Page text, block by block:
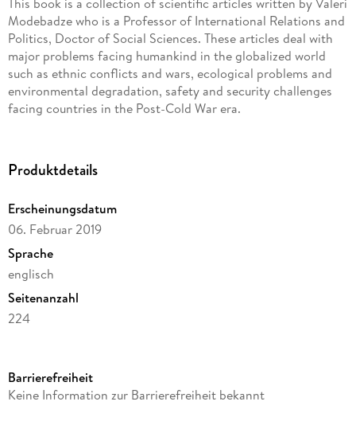
Modebadze who is a Professor of International Relations and
Politics, Doctor of Social Sciences. These articles deal with
major problems facing humankind in the globalized world
such as ethnic conflicts and wars, ecological problems and
environmental degradation, safety and security challenges
facing countries in the Post-Cold War era.
Produktdetails
Erscheinungsdatum
06. Februar 2019
Sprache
englisch
Seitenanzahl
224
Verlag/Hersteller
Barrierefreiheit
Keine Information zur Barrierefreiheit bekannt